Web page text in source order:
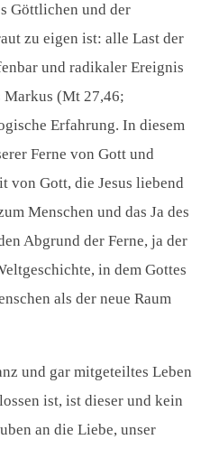
Göttlichen und der
zu eigen ist: alle Last der
und radikaler Ereignis
Markus (Mt 27,46;
Erfahrung. In diesem
Ferne von Gott und
von Gott, die Jesus liebend
Menschen und das Ja des
Abgrund der Ferne, ja der
in dem Gottes
als der neue Raum
und gar mitgeteiltes Leben
ist, ist dieser und kein
an die Liebe, unser